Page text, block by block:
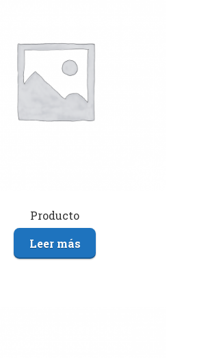
Producto
Leer más